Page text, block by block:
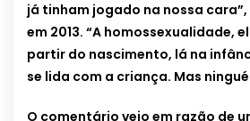
já tinham jogado na nossa
em 2013. “A homossexualidade,
partir do nascimento, lá na
se lida com a criança. Mas
O comentário veio em razão de